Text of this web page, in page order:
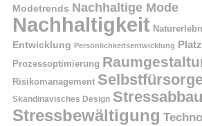
Modetrends Nachhaltige Mode
Nachhaltigkeit
Entwicklung Persönlichkeitsentwicklung
Prozessoptimierung
Risikomanagement
Skandinavisches Design Stressabbau
Stressbewältigung